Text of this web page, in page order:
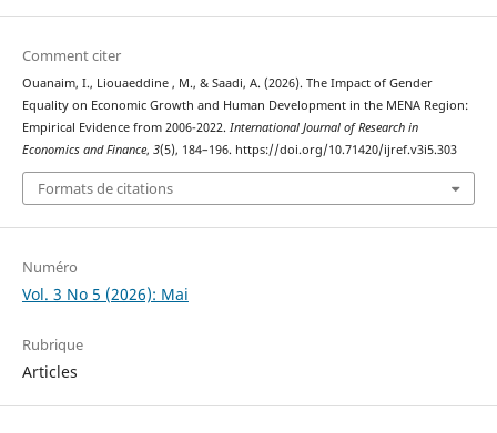
Comment citer
Ouanaim, I., Liouaeddine , M., & Saadi, A. (2026). The Impact of Gender
Equality on Economic Growth and Human Development in the MENA Region:
Empirical Evidence from 2006-2022. International Journal of Research in
Economics and Finance, 3(5), 184–196. https://doi.org/10.71420/ijref.v3i5.303
Formats de citations
Numéro
Vol. 3 No 5 (2026): Mai
Rubrique
Articles